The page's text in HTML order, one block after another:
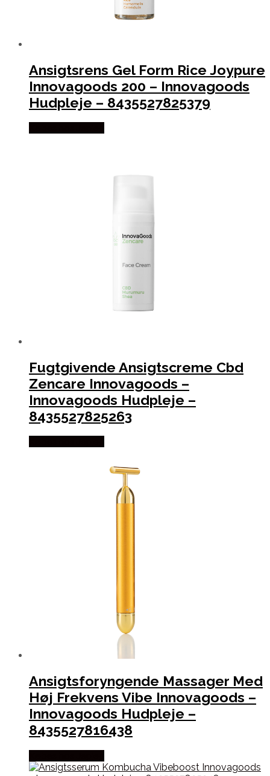
Ansigtsrens Gel Form Rice Joypure
Innovagoods 200 – Innovagoods
Hudpleje – 8435527825379
Fugtgivende Ansigtscreme Cbd
Zencare Innovagoods –
Innovagoods Hudpleje –
8435527825263
Ansigtsforyngende Massager Med
Høj Frekvens Vibe Innovagoods –
Innovagoods Hudpleje –
8435527816438